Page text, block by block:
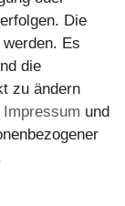
Die
Es
die
zu ändern
Impressum und